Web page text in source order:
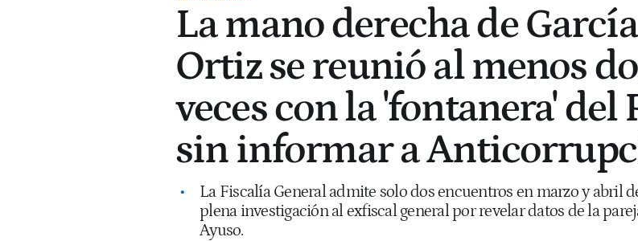
La mano derecha de García
Ortiz se reunió al menos
veces con la 'fontanera' del
sin informar a
La Fiscalía General admite solo dos encuentros en marzo y abril
plena investigación al exfiscal general por revelar datos de la
Ayuso.